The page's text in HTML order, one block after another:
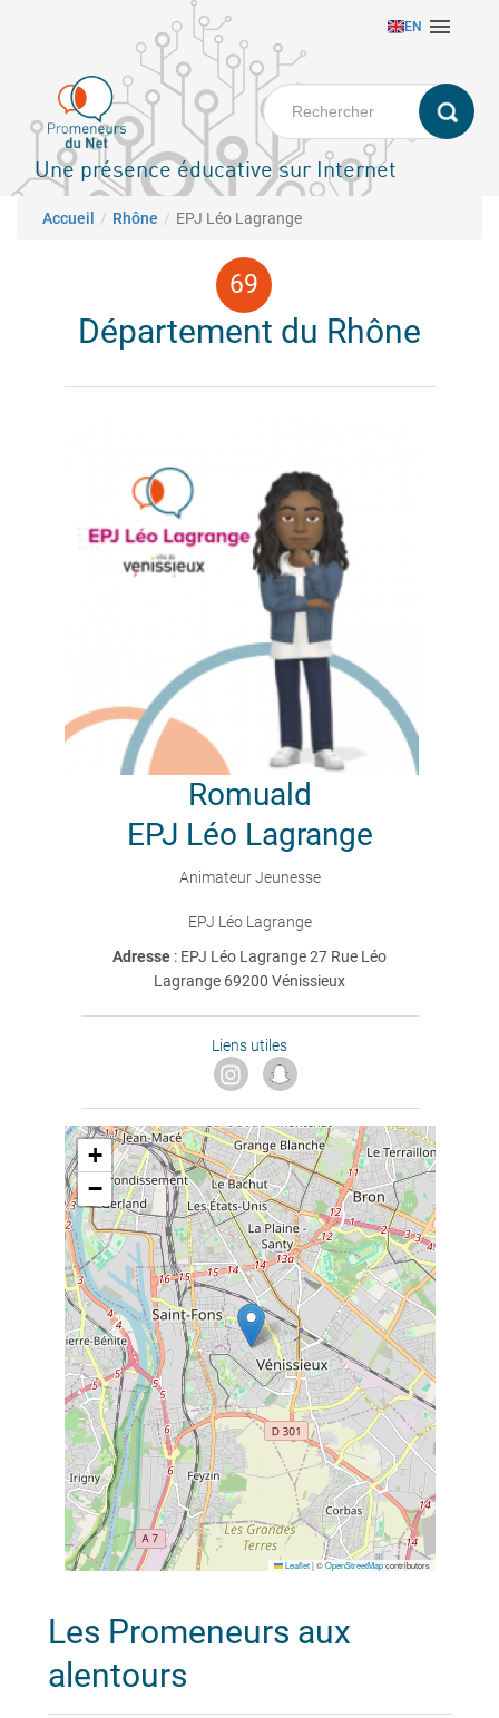
principal
EN 
Une présence éducative sur Internet
Fil d'Ariane
Accueil Rhône EPJ Léo Lagrange
Département du Rhône
Romuald
EPJ Léo Lagrange
Animateur Jeunesse
EPJ Léo Lagrange
Adresse : EPJ Léo Lagrange 27 Rue Léo
Lagrange 69200 Vénissieux
Liens utiles
+
−
Leaflet |©OpenStreetMapcontributors
Les Promeneurs aux
alentours